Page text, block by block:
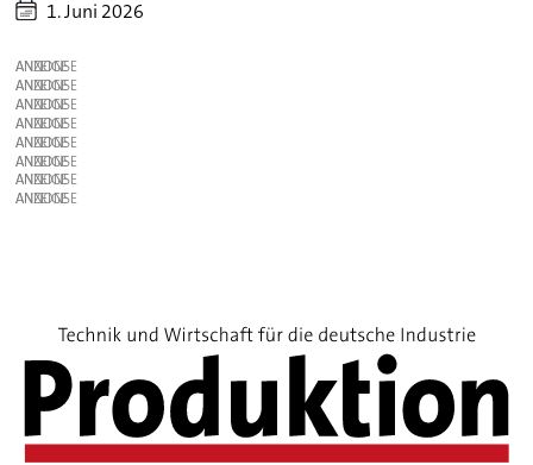
1. Juni 2026
ANZEIGE
ANZEIGE
ANZEIGE
ANZEIGE
ANZEIGE
ANZEIGE
ANZEIGE
ANZEIGE